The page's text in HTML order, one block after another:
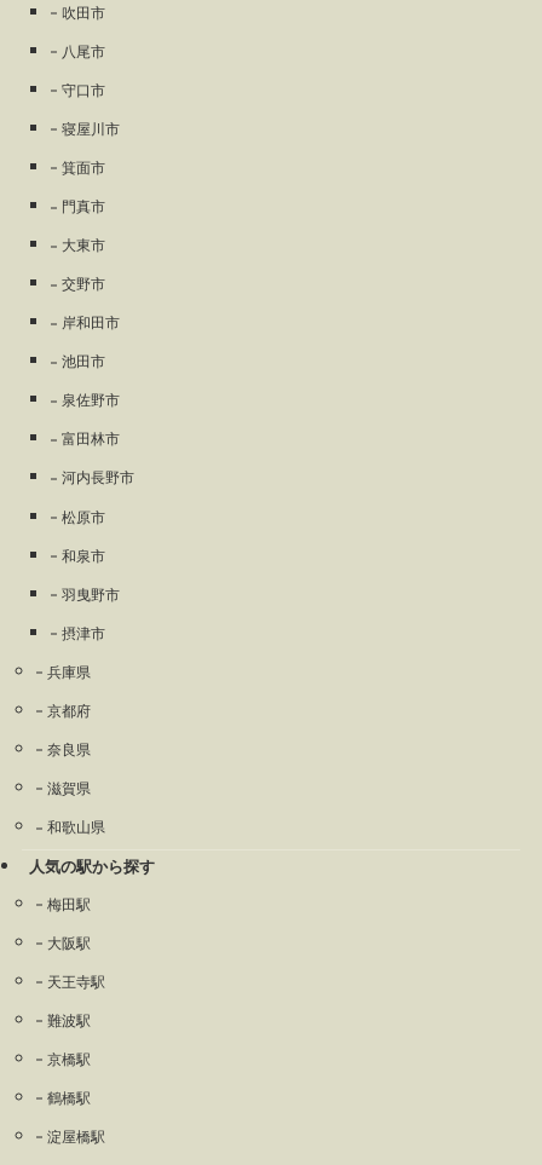
吹田市
八尾市
守口市
寝屋川市
箕面市
門真市
大東市
交野市
岸和田市
池田市
泉佐野市
富田林市
河内長野市
松原市
和泉市
羽曳野市
摂津市
兵庫県
京都府
奈良県
滋賀県
和歌山県
人気の駅から探す
梅田駅
大阪駅
天王寺駅
難波駅
京橋駅
鶴橋駅
淀屋橋駅